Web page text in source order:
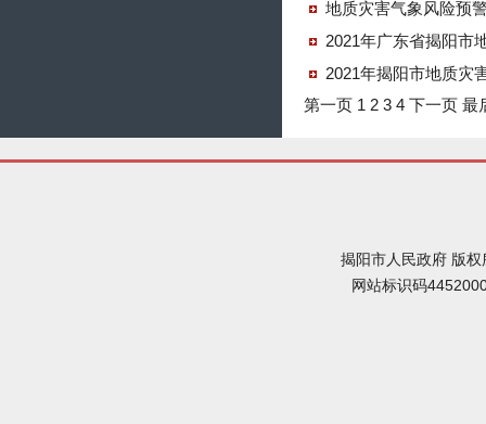
地质灾害气象风险预
2021年广东省揭阳市
2021年揭阳市地质灾
第一页 1 2 3 4 下一页 最
揭阳市人民政府 版
网站标识码